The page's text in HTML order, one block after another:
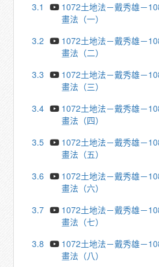
3.1
1072土地法－戴秀雄－
畫法（一）
3.2
1072土地法－戴秀雄－
畫法（二）
3.3
1072土地法－戴秀雄－
畫法（三）
3.4
1072土地法－戴秀雄－
畫法（四）
3.5
1072土地法－戴秀雄－
畫法（五）
3.6
1072土地法－戴秀雄－
畫法（六）
3.7
1072土地法－戴秀雄－
畫法（七）
3.8
1072土地法－戴秀雄－
畫法（八）